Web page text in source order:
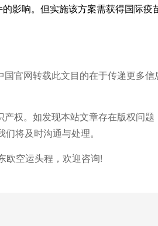
影响。但实施该方案需获得国际
官网转载此文目的在于传递更多
产权。如发现本站文章存在版权问
将及时沟通与处理。
欧空运头程，欢迎咨询!